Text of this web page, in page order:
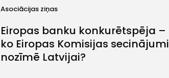
Asociācijas ziņas
Eiropas banku konkurētspēja –
ko Eiropas Komisijas secinājumi
nozīmē Latvijai?